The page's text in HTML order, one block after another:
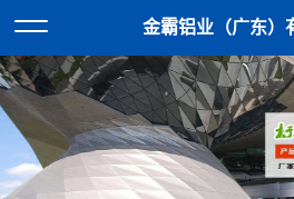
金霸铝业（广东）